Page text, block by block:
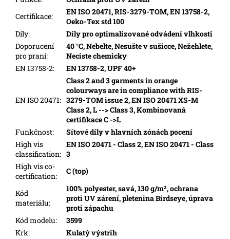
Certifikace:
EN ISO 20471, RIS-3279-TOM, EN 13758-2,
Oeko-Tex std 100
Díly:
Díly pro optimalizované odvádení vlhkosti
Doporucení
pro praní:
40 °C, Nebelte, Nesušte v sušicce, Nežehlete,
Neciste chemicky
EN 13758-2: EN 13758-2, UPF 40+
EN ISO 20471:
Class 2 and 3 garments in orange
colourways are in compliance with RIS-
3279-TOM issue 2, EN ISO 20471 XS-M
Class 2, L --> Class 3, Kombinovaná
certifikace C ->L
Funkčnost:
Sítové díly v hlavních zónách pocení
High vis
classification:
EN ISO 20471 - Class 2, EN ISO 20471 - Class
3
High vis co-
certification:
C (top)
Kód
materiálu:
100% polyester, savá, 130 g/m², ochrana
proti UV zárení, pletenina Birdseye, úprava
proti zápachu
Kód modelu:
3599
Krk:
Kulatý výstrih